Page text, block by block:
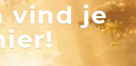
vind je